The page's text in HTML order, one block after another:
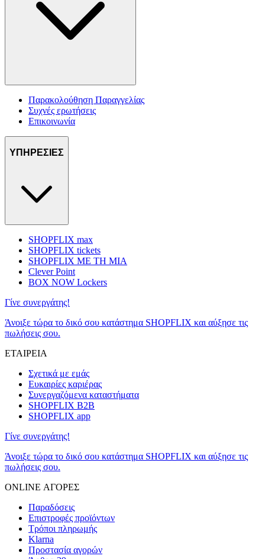
Παρακολούθηση Παραγγελίας
Συχνές ερωτήσεις
Επικοινωνία
ΥΠΗΡΕΣΙΕΣ
SHOPFLIX max
SHOPFLIX tickets
SHOPFLIX ΜΕ ΤΗ ΜΙΑ
Clever Point
BOX NOW Lockers
Γίνε συνεργάτης!
Άνοιξε τώρα το δικό σου κατάστημα SHOPFLIX και αύξησε τις
πωλήσεις σου.
ΕΤΑΙΡΕΙΑ
Σχετικά με εμάς
Ευκαιρίες καριέρας
Συνεργαζόμενα καταστήματα
SHOPFLIX B2B
SHOPFLIX app
Γίνε συνεργάτης!
Άνοιξε τώρα το δικό σου κατάστημα SHOPFLIX και αύξησε τις
πωλήσεις σου.
ONLINE ΑΓΟΡΕΣ
Παραδόσεις
Επιστροφές προϊόντων
Τρόποι πληρωμής
Klarna
Προστασία αγορών